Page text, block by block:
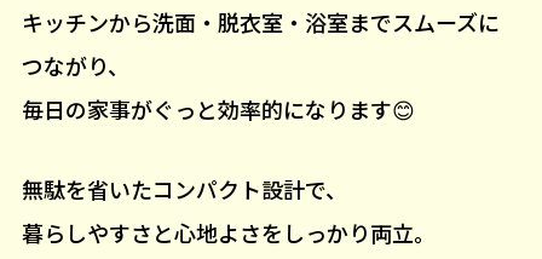
キッチンから洗面・脱衣室・浴室までスムーズに
つながり、
毎日の家事がぐっと効率的になります😊
無駄を省いたコンパクト設計で、
暮らしやすさと心地よさをしっかり両立。